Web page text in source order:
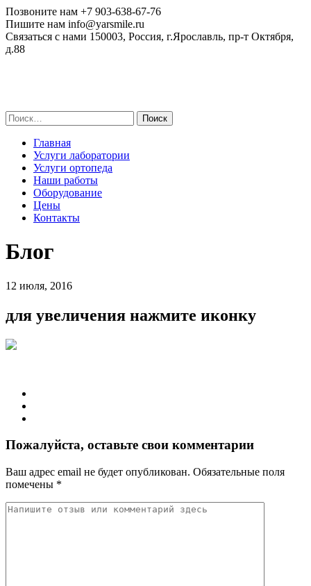
Позвоните нам +7 903-638-67-76
Пишите нам info@yarsmile.ru
Связаться с нами 150003, Россия, г.Ярославль, пр-т Октября,
д.88
Найти:
Главная
Услуги лаборатории
Услуги ортопеда
Наши работы
Оборудование
Цены
Контакты
Блог
12 июля, 2016
для увеличения нажмите иконку
Пожалуйста, оставьте свои комментарии
Ваш адрес email не будет опубликован. Обязательные поля
помечены *